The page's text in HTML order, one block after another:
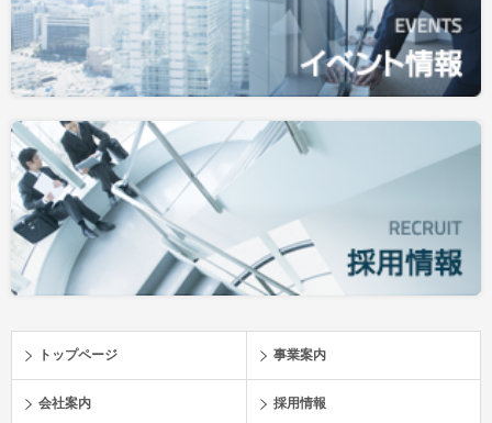
トップページ 事業案内
会社案内 採用情報